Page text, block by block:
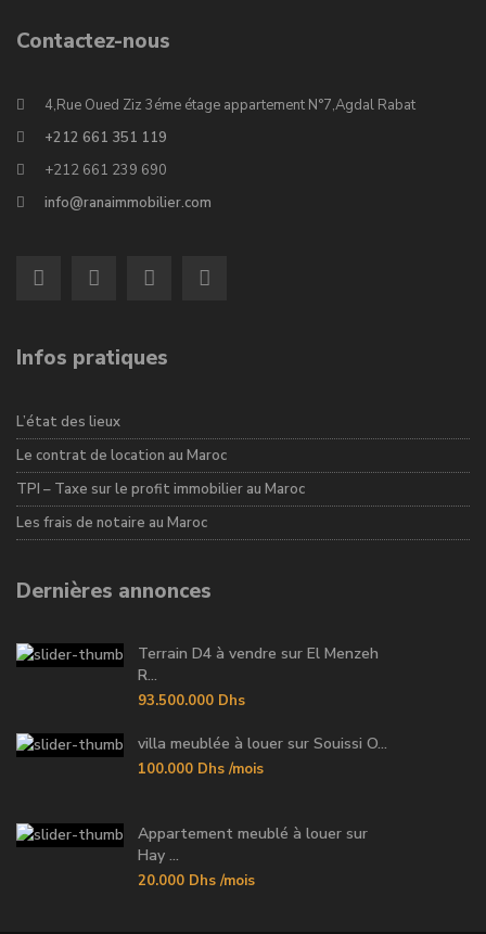
Contactez-nous
4,Rue Oued Ziz 3éme étage appartement N°7,Agdal Rabat
+212 661 351 119
+212 661 239 690
info@ranaimmobilier.com
Infos pratiques
L’état des lieux
Le contrat de location au Maroc
TPI – Taxe sur le profit immobilier au Maroc
Les frais de notaire au Maroc
Dernières annonces
Terrain D4 à vendre sur El Menzeh
R...
93.500.000 Dhs
villa meublée à louer sur Souissi O...
100.000 Dhs /mois
Appartement meublé à louer sur
Hay ...
20.000 Dhs /mois